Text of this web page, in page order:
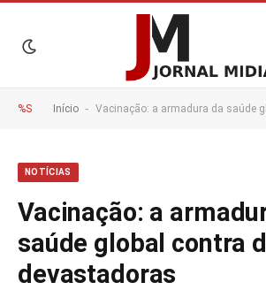
%S Início - Vacinação: a armadura da saúde global
NOTÍCIAS
Vacinação: a
saúde global contra
devastadoras